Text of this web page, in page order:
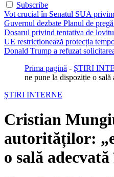
Subscribe
Vot crucial în Senatul SUA
Guvernul dezbate Planul de
Dosarul privind tentativa de
UE restricționează protecția
Donald Trump a refuzat
Prima pagină - ȘTIRI
ne pune la dispoziție o
ȘTIRI INTERNE
Cristian
autorităților:
o sală